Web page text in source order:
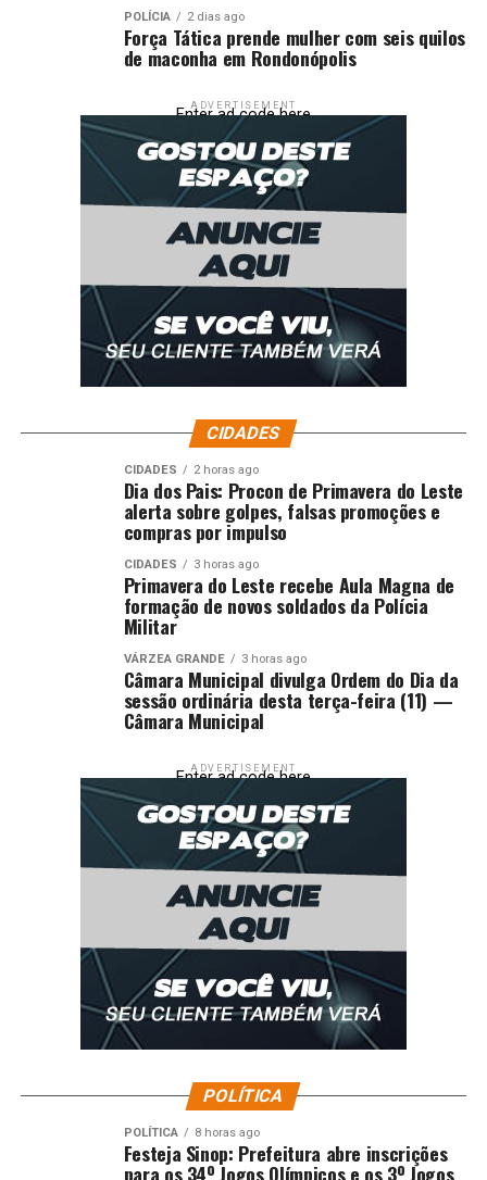
POLÍCIA 2 dias ago
Força Tática prende mulher com seis quilos
de maconha em Rondonópolis
ADVERTISEMENT
Enter ad code here
CIDADES
CIDADES 2 horas ago
Dia dos Pais: Procon de Primavera do Leste
alerta sobre golpes, falsas promoções e
compras por impulso
CIDADES 3 horas ago
Primavera do Leste recebe Aula Magna de
formação de novos soldados da Polícia
Militar
VÁRZEA GRANDE 3 horas ago
Câmara Municipal divulga Ordem do Dia da
sessão ordinária desta terça-feira (11) —
Câmara Municipal
ADVERTISEMENT
Enter ad code here
POLÍTICA
POLÍTICA 8 horas ago
Festeja Sinop: Prefeitura abre inscrições
para os 34º Jogos Olímpicos e os 3º Jogos